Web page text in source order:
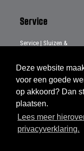
Deze website
voor een goede
op akkoord? Dan
plaatsen.
Lees meer
privacyverklaring.
Service
Service | Sluizen &
Service | Systemen &
Service |